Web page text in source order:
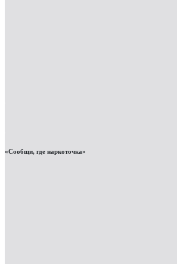
«Сообщи, где наркоточка»